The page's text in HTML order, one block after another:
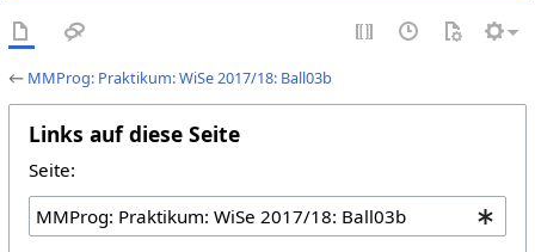
← MMProg: Praktikum: WiSe 2017/18: Ball03b
Links auf diese Seite
Seite: